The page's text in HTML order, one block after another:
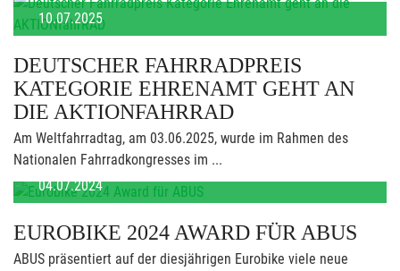
10.07.2025
DEUTSCHER FAHRRADPREIS
KATEGORIE EHRENAMT GEHT AN
DIE AKTIONFAHRRAD
Am Weltfahrradtag, am 03.06.2025, wurde im Rahmen des
Nationalen Fahrradkongresses im ...
04.07.2024
EUROBIKE 2024 AWARD FÜR ABUS
ABUS präsentiert auf der diesjährigen Eurobike viele neue